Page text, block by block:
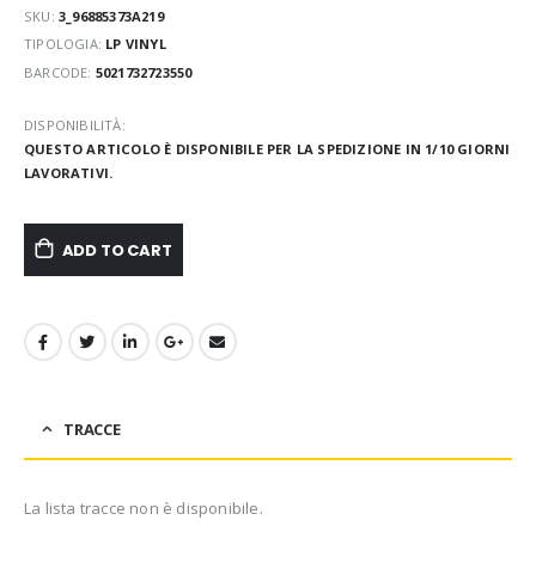
SKU: 3_96885373A219
TIPOLOGIA: LP VINYL
BARCODE: 5021732723550
DISPONIBILITÀ:
QUESTO ARTICOLO È DISPONIBILE PER LA SPEDIZIONE IN 1/10 GIORNI
LAVORATIVI.
ADD TO CART
TRACCE
La lista tracce non è disponibile.